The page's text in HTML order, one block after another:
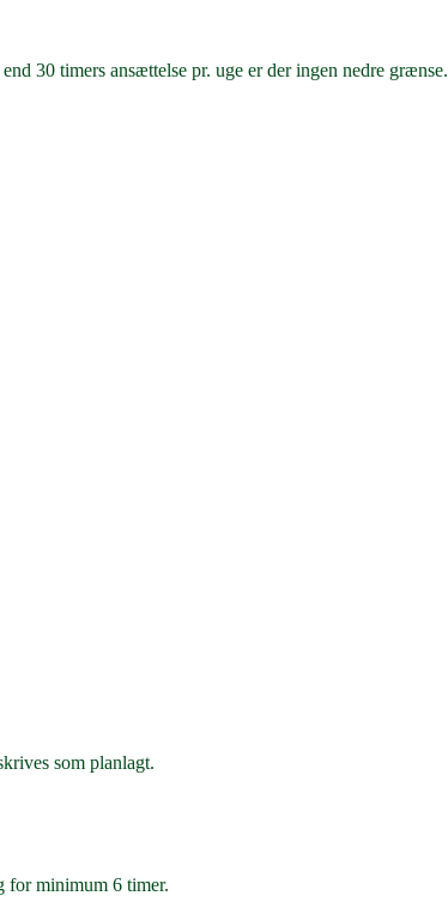
30 timers ansættelse pr. uge er der ingen nedre grænse.
som planlagt.
for minimum 6 timer.